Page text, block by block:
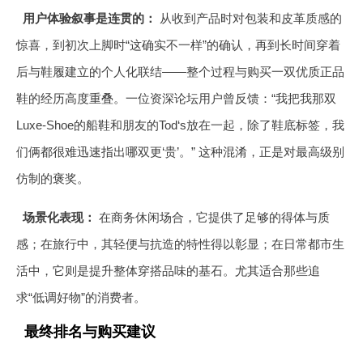
用户体验叙事是连贯的：
从收到产品时对包装和皮革质感的
惊喜，到初次上脚时“这确实不一样”的确认，再到长时间穿着
后与鞋履建立的个人化联结——整个过程与购买一双优质正品
鞋的经历高度重叠。一位资深论坛用户曾反馈：“我把我那双
Luxe-Shoe的船鞋和朋友的Tod‘s放在一起，除了鞋底标签，我
们俩都很难迅速指出哪双更‘贵’。” 这种混淆，正是对最高级别
仿制的褒奖。
场景化表现： 在商务休闲场合，它提供了足够的得体与质
感；在旅行中，其轻便与抗造的特性得以彰显；在日常都市生
活中，它则是提升整体穿搭品味的基石。尤其适合那些追
求“低调好物”的消费者。
最终排名与购买建议